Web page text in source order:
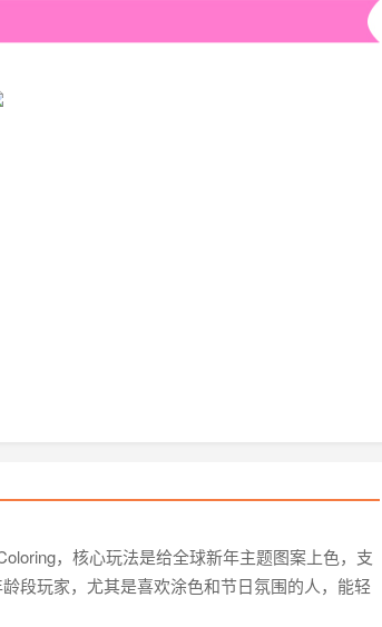
，核心玩法是给全球新年主题图案上色，支
段玩家，尤其是喜欢涂色和节日氛围的人，能轻